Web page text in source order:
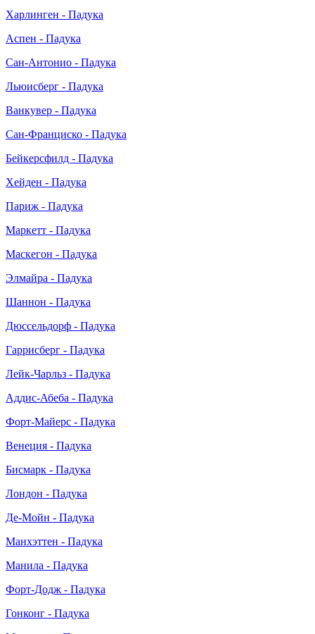
Харлинген - Падука
Аспен - Падука
Сан-Антонио - Падука
Льюисберг - Падука
Ванкувер - Падука
Сан-Франциско - Падука
Бейкерсфилд - Падука
Хейден - Падука
Париж - Падука
Маркетт - Падука
Маскегон - Падука
Элмайра - Падука
Шаннон - Падука
Дюссельдорф - Падука
Гаррисберг - Падука
Лейк-Чарльз - Падука
Аддис-Абеба - Падука
Форт-Майерс - Падука
Венеция - Падука
Бисмарк - Падука
Лондон - Падука
Де-Мойн - Падука
Манхэттен - Падука
Манила - Падука
Форт-Додж - Падука
Гонконг - Падука